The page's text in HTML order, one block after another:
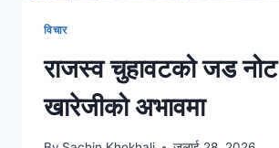
विचार
राजस्व चुहावटको जड नोट
खारेजीको अभावमा